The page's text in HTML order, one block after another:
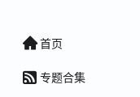
首页
专题合集